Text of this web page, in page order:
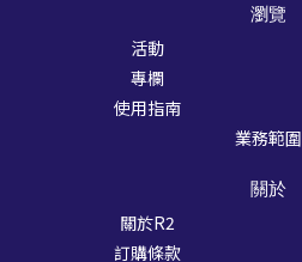
瀏覽
活動
專欄
使用指南
業務範圍
關於
關於R2
訂購條款